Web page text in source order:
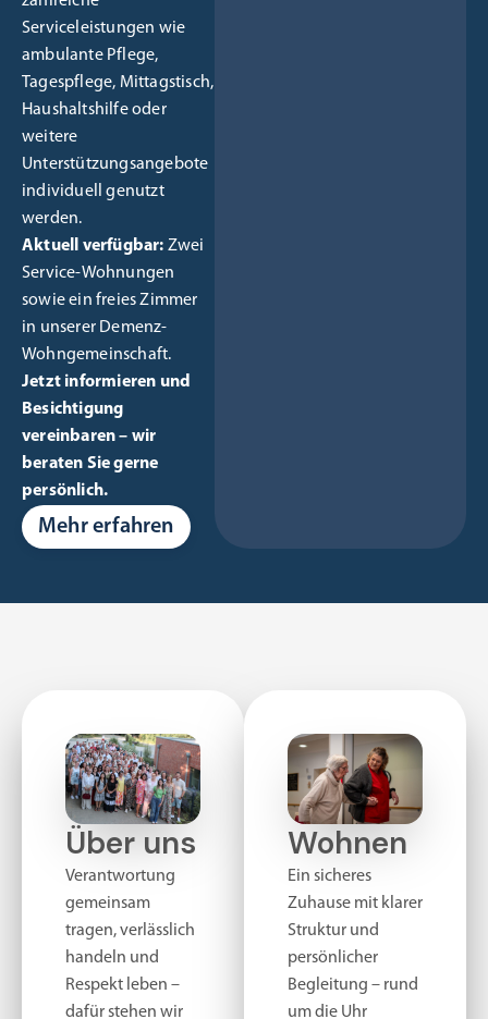
Serviceleistungen wie
ambulante Pflege,
Tagespflege, Mittagstisch,
Haushaltshilfe oder
weitere
Unterstützungsangebote
individuell genutzt
werden.
Aktuell verfügbar: Zwei
Service-Wohnungen
sowie ein freies Zimmer
in unserer Demenz-
Wohngemeinschaft.
Jetzt informieren und
Besichtigung
vereinbaren – wir
beraten Sie gerne
persönlich.
Mehr erfahren
Über uns
Verantwortung
gemeinsam
tragen, verlässlich
handeln und
Respekt leben –
dafür stehen wir
Wohnen
Ein sicheres
Zuhause mit klarer
Struktur und
persönlicher
Begleitung – rund
um die Uhr